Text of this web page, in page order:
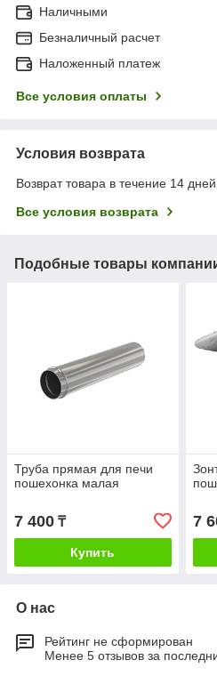
Наличными
Безналичный расчет
Наложенный платеж
Все условия оплаты
Условия возврата
Возврат товара в течение 14
Все условия возврата
Подобные товары
Труба прямая для печи
пошехонка малая
7 400 ₸
Купить
7
О нас
Рейтинг не сформирован
Менее 5 отзывов за